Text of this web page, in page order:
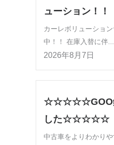
ューション！！
カーレボリューショ
中！！ 在庫入替に伴...
2026年8月7日
☆☆☆☆☆GOO
した☆☆☆☆☆
中古車をよりわかり